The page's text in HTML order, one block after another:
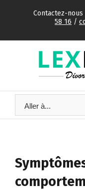
Contactez-nous
58 16 /
Aller à...